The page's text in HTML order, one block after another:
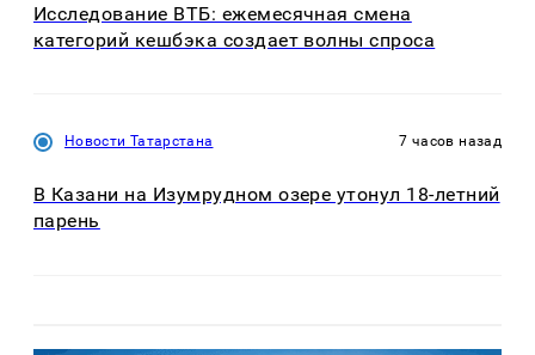
Исследование ВТБ: ежемесячная смена
категорий кешбэка создает волны спроса
Новости Татарстана 7 часов назад
В Казани на Изумрудном озере утонул 18-летний
парень